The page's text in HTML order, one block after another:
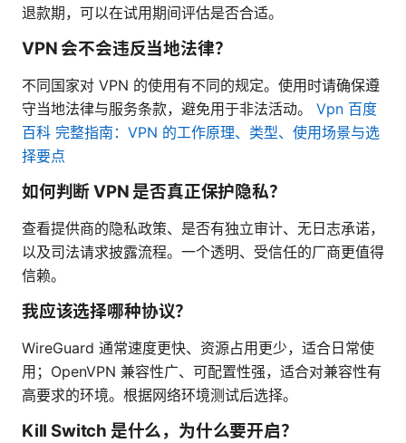
退款期，可以在试用期间评估是否合适。
VPN 会不会违反当地法律？
不同国家对 VPN 的使用有不同的规定。使用时请确保遵
守当地法律与服务条款，避免用于非法活动。 Vpn 百度
百科 完整指南：VPN 的工作原理、类型、使用场景与选
择要点
如何判断 VPN 是否真正保护隐私？
查看提供商的隐私政策、是否有独立审计、无日志承诺，
以及司法请求披露流程。一个透明、受信任的厂商更值得
信赖。
我应该选择哪种协议？
WireGuard 通常速度更快、资源占用更少，适合日常使
用；OpenVPN 兼容性广、可配置性强，适合对兼容性有
高要求的环境。根据网络环境测试后选择。
Kill Switch 是什么，为什么要开启？